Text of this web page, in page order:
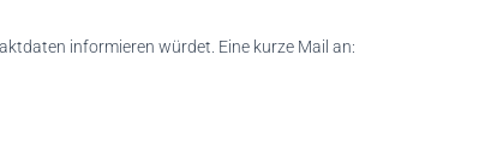
informieren würdet. Eine kurze Mail an: